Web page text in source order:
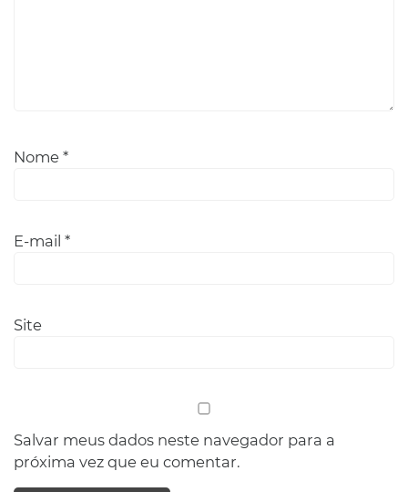
Nome *
E-mail *
Site
Salvar meus dados neste navegador para a
próxima vez que eu comentar.